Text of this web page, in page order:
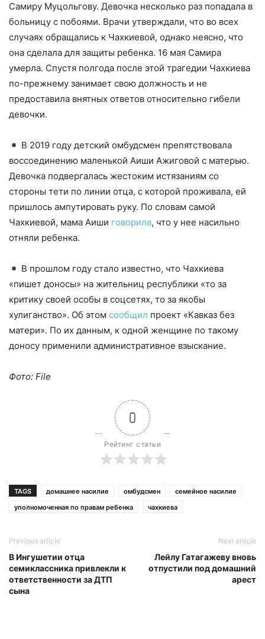
Самиру Муцольгову. Девочка несколько раз попадала в
больницу с побоями. Врачи утверждали, что во всех
случаях обращались к Чахкиевой, однако неясно, что
она сделала для защиты ребенка. 16 мая Самира
умерла. Спустя полгода после этой трагедии Чахкиева
по-прежнему занимает свою должность и не
предоставила внятных ответов относительно гибели
девочки.
В 2019 году детский омбудсмен препятствовала
воссоединению маленькой Аиши Ажиговой с матерью.
Девочка подвергалась жестоким истязаниям со
стороны тети по линии отца, с которой проживала, ей
пришлось ампутировать руку. По словам самой
Чахкиевой, мама Аиши говорила, что у нее насильно
отняли ребенка.
В прошлом году стало известно, что Чахкиева
«пишет доносы» на жительниц республики «то за
критику своей особы в соцсетях, то за якобы
хулиганство». Об этом сообщил проект «Кавказ без
матери». По их данным, к одной женщине по такому
доносу применили административное взыскание.
Фото: File
0
Рейтинг статьи
TAGS домашнее насилие омбудсмен
семейное насилие
уполномоченная по правам ребенка
чахкиева
Previous article
В Ингушетии отца
семиклассника привлекли к
ответственности за ДТП
сына
Next article
Лейлу Гатагажеву вновь
отпустили под домашний
арест